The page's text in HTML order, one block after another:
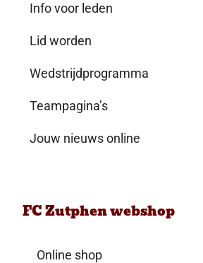
Info voor leden
Lid worden
Wedstrijdprogramma
Teampagina’s
Jouw nieuws online
FC Zutphen webshop
Online shop